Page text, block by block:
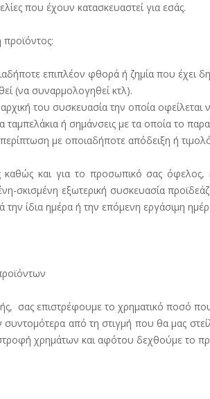
που έχουν κατασκευαστεί για εσάς.
επιπλέον φθορά ή ζημία που έχει
(να συναρμολογηθεί κτλ).
του συσκευασία την οποία οφείλεται
ή σημάνσεις με τα οποία το
με οποιαδήποτε απόδειξη ή
καθώς και για το προσωπικό σας
σκισμένη εξωτερική συσκευασία
την ίδια ημέρα ή την επόμενη εργάσιμη
σας επιστρέφουμε το χρηματικό ποσό
από τη στιγμή που θα μας
χρημάτων και αφότου δεχθούμε το